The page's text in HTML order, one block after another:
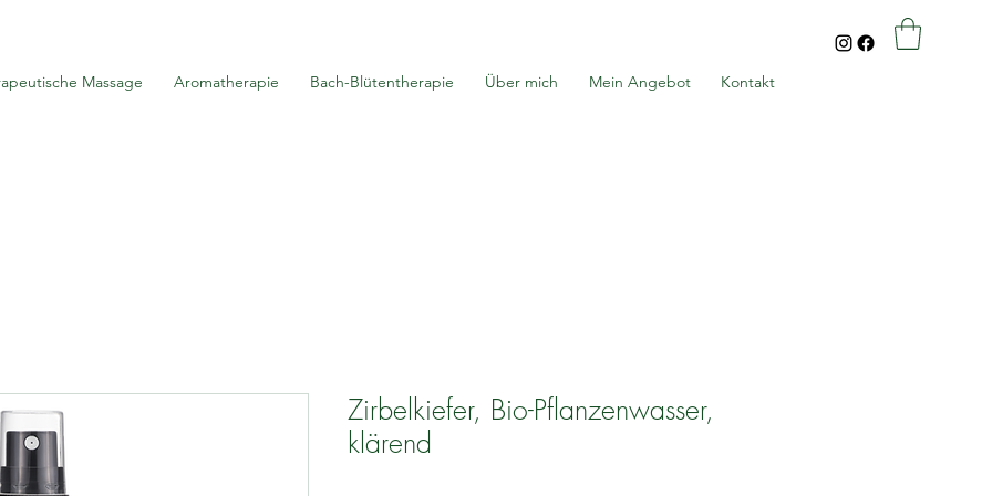
Massage Aromatherapie Bach-Blütentherapie Über mich Mein Angebot Kontakt
Zirbelkiefer, Bio-Pflanzenwasser,
klärend